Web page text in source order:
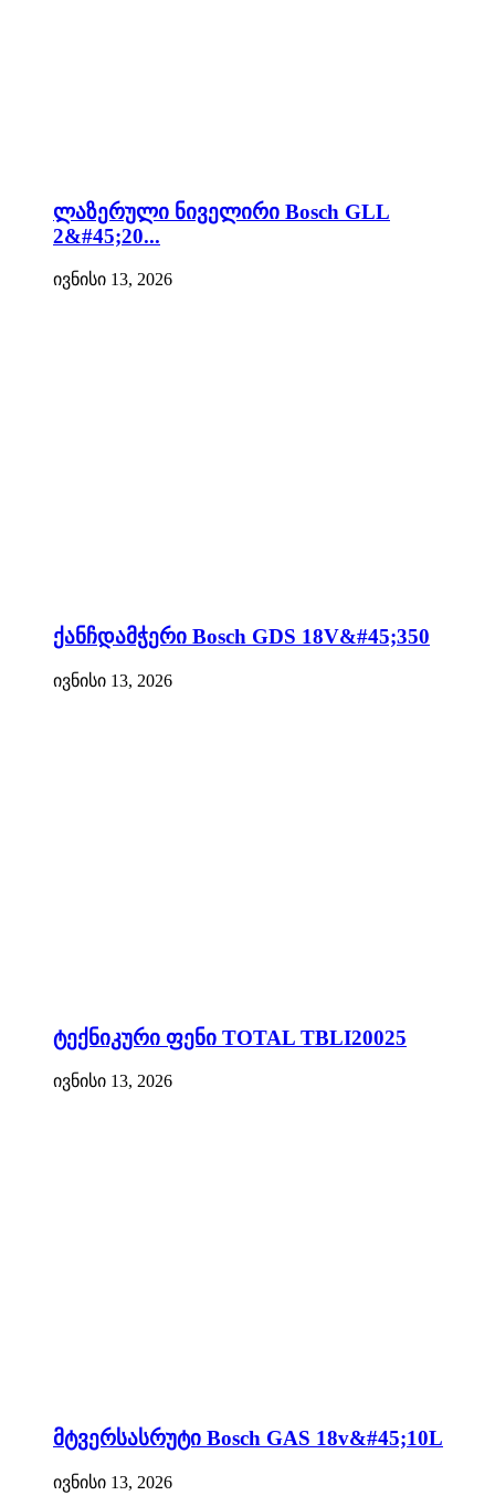
ლაზერული ნიველირი Bosch GLL
2&#45;20...
ივნისი 13, 2026
ქანჩდამჭერი Bosch GDS 18V&#45;350
ივნისი 13, 2026
ტექნიკური ფენი TOTAL TBLI20025
ივნისი 13, 2026
მტვერსასრუტი Bosch GAS 18v&#45;10L
ივნისი 13, 2026